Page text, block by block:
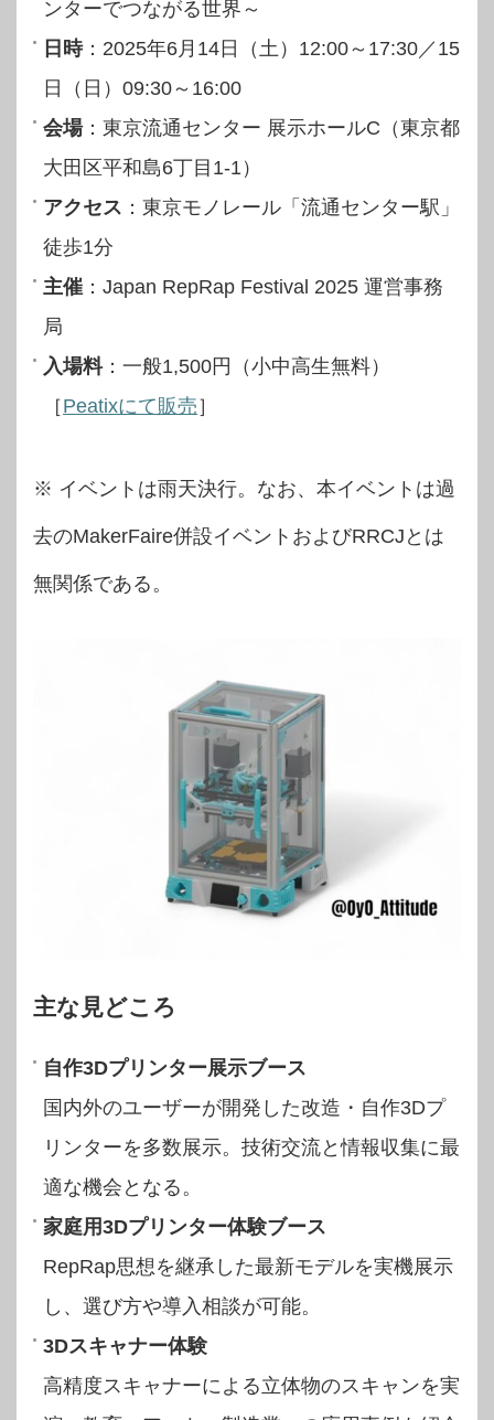
ンターでつながる世界～
日時：2025年6月14日（土）12:00～17:30／15
日（日）09:30～16:00
会場：東京流通センター 展示ホールC（東京都
大田区平和島6丁目1-1）
アクセス ：東京モノレール「流通センター駅」
徒歩1分
主催 ：Japan RepRap Festival 2025 運営事務
局
入場料：一般1,500円（小中高生無料）
［Peatixにて販売］
※ イベントは雨天決行。なお、本イベントは過
去のMakerFaire併設イベントおよびRRCJとは
無関係である。
主な見どころ
自作3Dプリンター展示ブース
国内外のユーザーが開発した改造・自作3Dプ
リンターを多数展示。技術交流と情報収集に最
適な機会となる。
家庭用3Dプリンター体験ブース
RepRap思想を継承した最新モデルを実機展示
し、選び方や導入相談が可能。
3Dスキャナー体験
高精度スキャナーによる立体物のスキャンを実